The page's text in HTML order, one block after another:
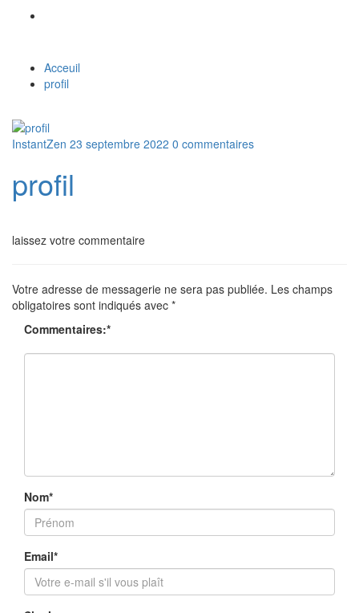
Acceuil
profil
InstantZen 23 septembre 2022 0 commentaires
profil
laissez votre commentaire
Votre adresse de messagerie ne sera pas publiée. Les champs
obligatoires sont indiqués avec *
Commentaires:*
Nom*
Email*